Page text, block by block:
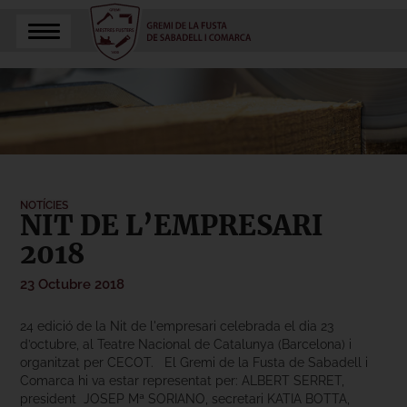
NOTÍCIES
NIT DE L’EMPRESARI
2018
23 Octubre 2018
24 edició de la Nit de l'empresari celebrada el dia 23
d’octubre, al Teatre Nacional de Catalunya (Barcelona) i
organitzat per CECOT. El Gremi de la Fusta de Sabadell i
Comarca hi va estar representat per: ALBERT SERRET,
president JOSEP Mª SORIANO, secretari KATIA BOTTA,